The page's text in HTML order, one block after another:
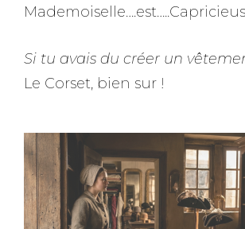
Si tu avais du créer un
Le Corset, bien sur !